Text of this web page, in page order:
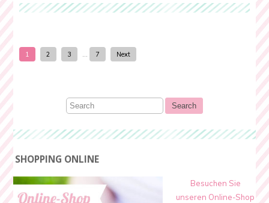
1 2 3 7 Next
SHOPPING ONLINE
Besuchen Sie
unseren Online-Shop